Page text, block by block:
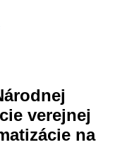
verejnej
na